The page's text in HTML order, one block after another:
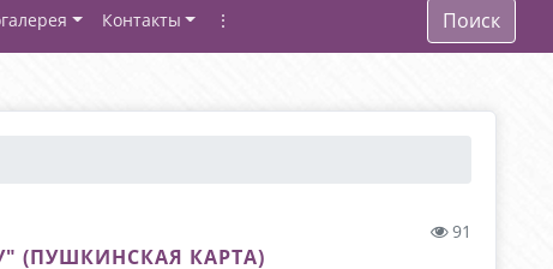
Контакты ⋮ Поиск
91
(ПУШКИНСКАЯ КАРТА)